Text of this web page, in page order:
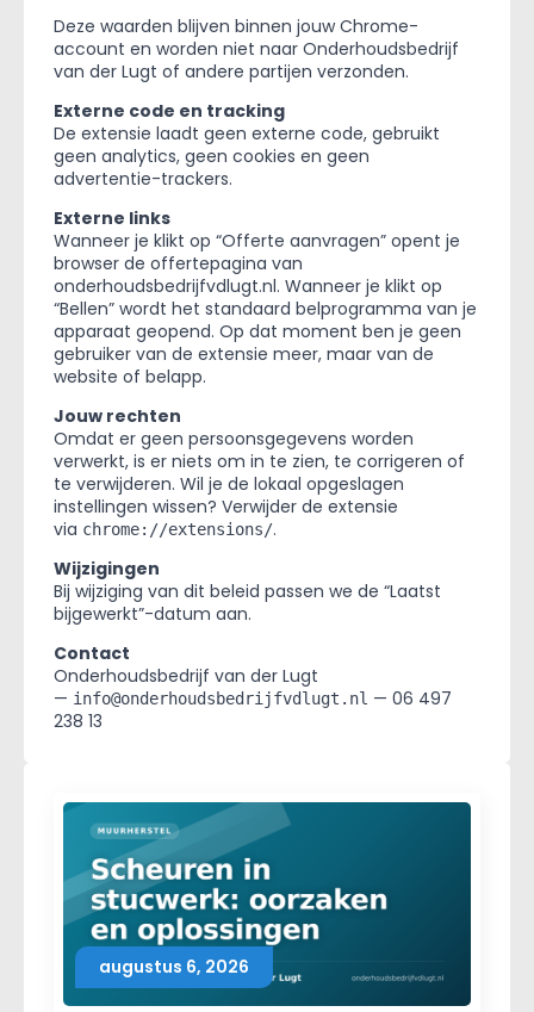
Deze waarden blijven binnen jouw Chrome-
account en worden niet naar Onderhoudsbedrijf
van der Lugt of andere partijen verzonden.
Externe code en tracking
De extensie laadt geen externe code, gebruikt
geen analytics, geen cookies en geen
advertentie-trackers.
Externe links
Wanneer je klikt op “Offerte aanvragen” opent je
browser de offertepagina van
onderhoudsbedrijfvdlugt.nl. Wanneer je klikt op
“Bellen” wordt het standaard belprogramma van je
apparaat geopend. Op dat moment ben je geen
gebruiker van de extensie meer, maar van de
website of belapp.
Jouw rechten
Omdat er geen persoonsgegevens worden
verwerkt, is er niets om in te zien, te corrigeren of
te verwijderen. Wil je de lokaal opgeslagen
instellingen wissen? Verwijder de extensie
via chrome://extensions/.
Wijzigingen
Bij wijziging van dit beleid passen we de “Laatst
bijgewerkt”-datum aan.
Contact
Onderhoudsbedrijf van der Lugt
— info@onderhoudsbedrijfvdlugt.nl — 06 497
238 13
augustus 6, 2026